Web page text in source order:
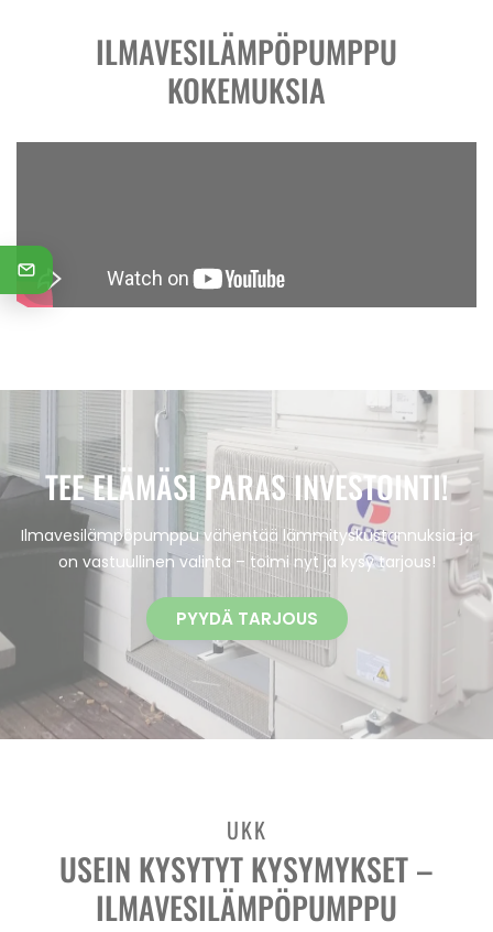
ILMAVESILÄMPÖPUMPPU
KOKEMUKSIA
TEE ELÄMÄSI PARAS INVESTOINTI!
Ilmavesilämpöpumppu vähentää lämmityskustannuksia ja
on vastuullinen valinta – toimi nyt ja kysy tarjous!
PYYDÄ TARJOUS
UKK
USEIN KYSYTYT KYSYMYKSET –
ILMAVESILÄMPÖPUMPPU